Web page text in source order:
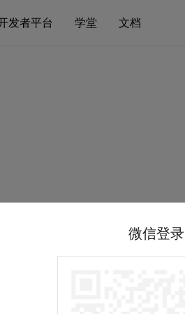
发者平台 学堂 文档
微信登录